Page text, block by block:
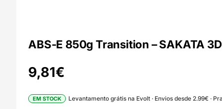
ABS-E 850g Transition – SAKATA 3D
9,81€
EM STOCK
Levantamento grátis na Evolt · Envios desde 2.99€ ·